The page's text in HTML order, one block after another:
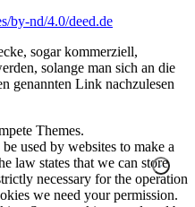
by-nd/4.0/deed.de
sogar kommerziell,
solange man sich an die
genannten Link nachzulesen
Themes.
used by websites to make a
law states that we can store
necessary for the operation
we need your permission.